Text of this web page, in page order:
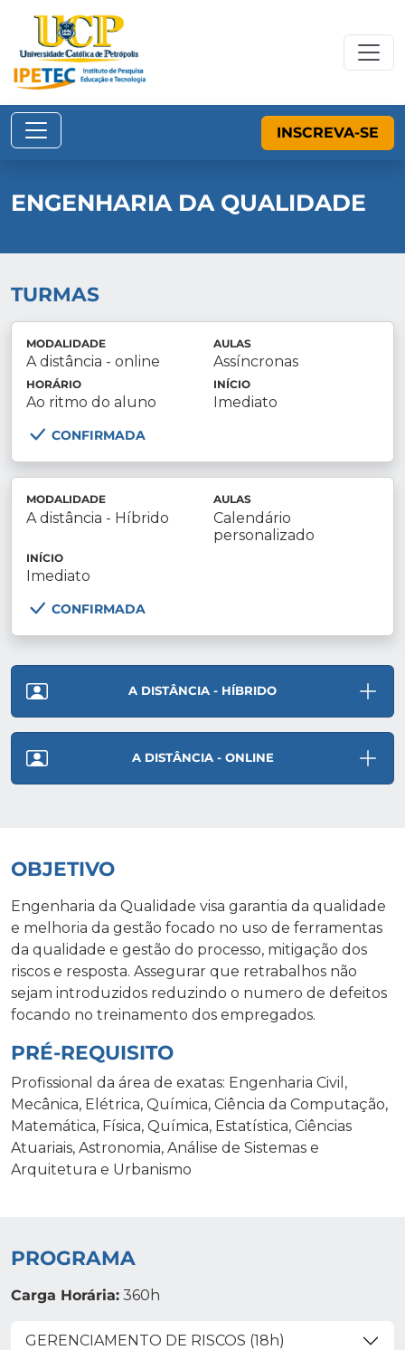
INSCREVA-SE
ENGENHARIA DA QUALIDADE
TURMAS
MODALIDADE
A distância - online
AULAS
Assíncronas
HORÁRIO
Ao ritmo do aluno
INÍCIO
Imediato
CONFIRMADA
MODALIDADE
A distância - Híbrido
AULAS
Calendário
personalizado
INÍCIO
Imediato
CONFIRMADA
A DISTÂNCIA - HÍBRIDO
A DISTÂNCIA - ONLINE
OBJETIVO
Engenharia da Qualidade visa garantia da qualidade
e melhoria da gestão focado no uso de ferramentas
da qualidade e gestão do processo, mitigação dos
riscos e resposta. Assegurar que retrabalhos não
sejam introduzidos reduzindo o numero de defeitos
focando no treinamento dos empregados.
PRÉ-REQUISITO
Profissional da área de exatas: Engenharia Civil,
Mecânica, Elétrica, Química, Ciência da Computação,
Matemática, Física, Química, Estatística, Ciências
Atuariais, Astronomia, Análise de Sistemas e
Arquitetura e Urbanismo
PROGRAMA
Carga Horária: 360h
GERENCIAMENTO DE RISCOS (18h)